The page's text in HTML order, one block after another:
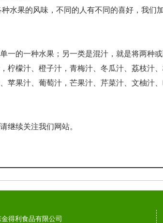
水果的风味，不同的人有不同的喜好，我们
一的一种水果；另一类是混汁，就是将两种
柠檬汁、橙子汁，青梅汁、冬瓜汁、荔枝汁
苹果汁、葡萄汁，芒果汁、芹菜汁、文柚汁
继续关注我们网站。
得利食品有限公司